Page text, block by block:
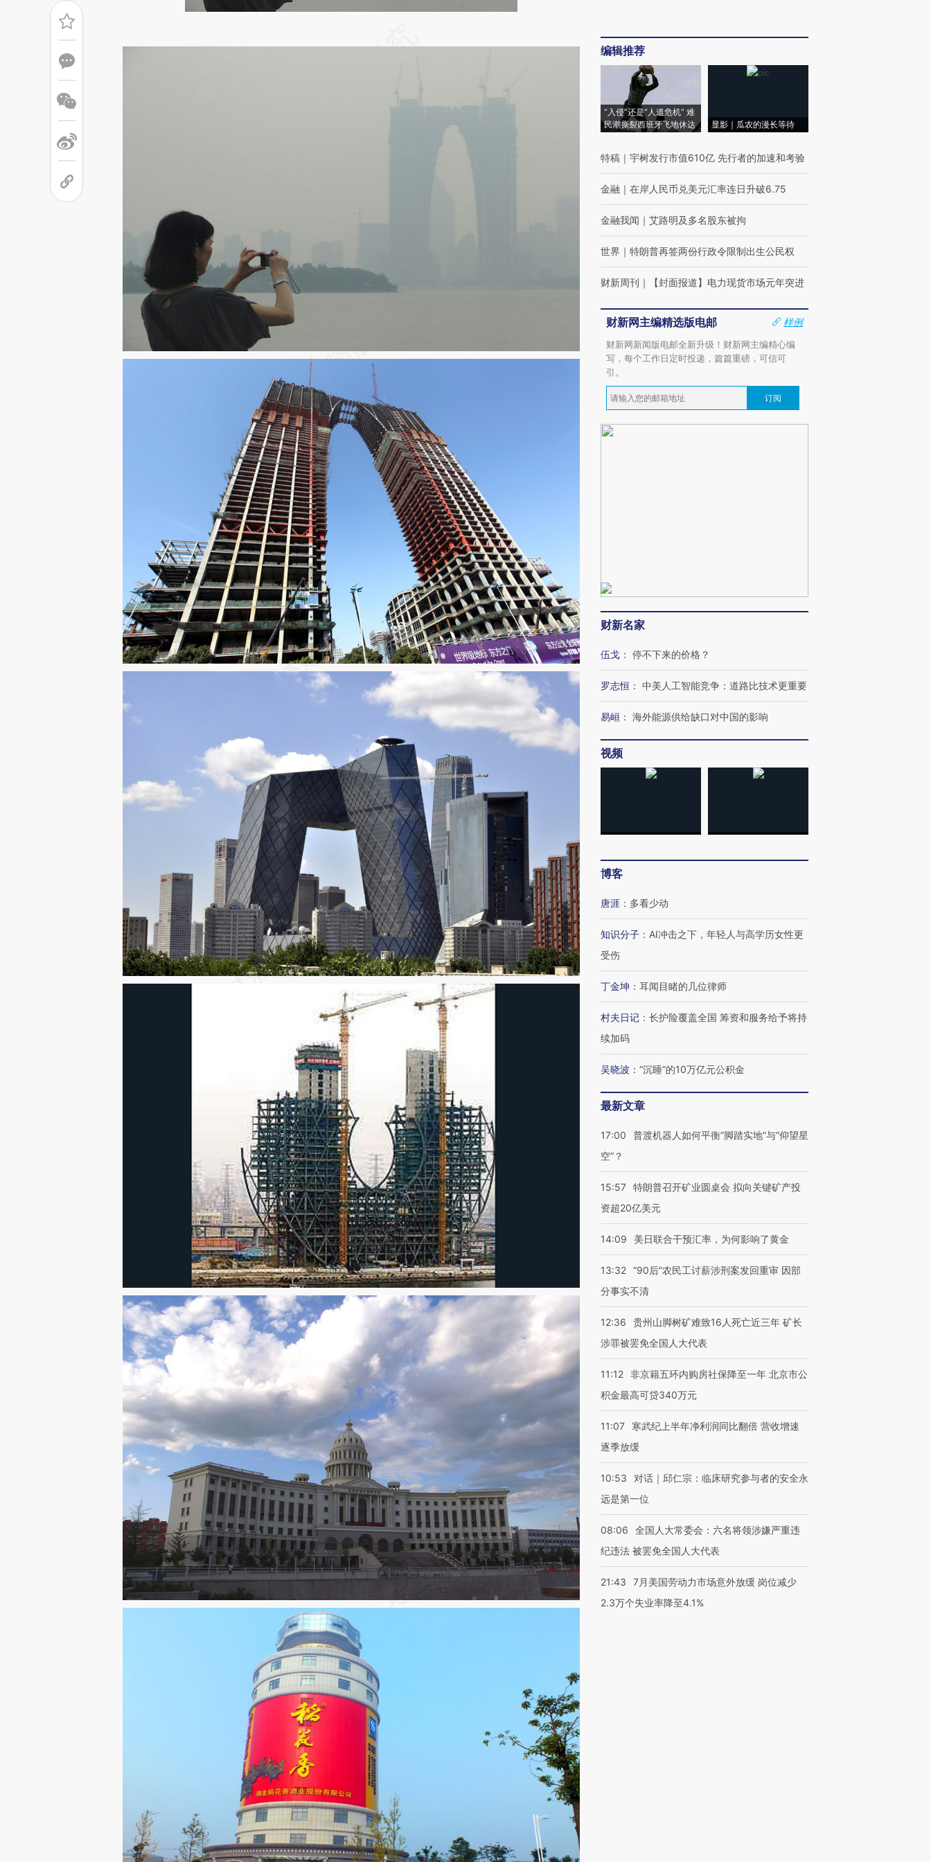
编辑推荐
“入侵”还是“人道危机” 难
民潮撕裂西班牙飞地休达
显影｜瓜农的漫长等待
特稿 ｜ 宇树发行市值610亿 先行者的加速和考验
金融 ｜ 在岸人民币兑美元汇率连日升破6.75
金融我闻 ｜ 艾路明及多名股东被拘
世界 ｜ 特朗普再签两份行政令限制出生公民权
财新周刊 ｜ 【封面报道】电力现货市场元年突进
财新网主编精选版电邮
样例
财新网新闻版电邮全新升级！财新网主编精心编
写，每个工作日定时投递，篇篇重磅，可信可
引。
订阅
财新名家
伍戈 ： 停不下来的价格？
罗志恒 ： 中美人工智能竞争：道路比技术更重要
易峘 ： 海外能源供给缺口对中国的影响
视频
博客
唐涯 ： 多看少动
知识分子 ： AI冲击之下，年轻人与高学历女性更
受伤
丁金坤 ： 耳闻目睹的几位律师
村夫日记 ： 长护险覆盖全国 筹资和服务给予将持
续加码
吴晓波 ： “沉睡”的10万亿元公积金
最新文章
17:00
普渡机器人如何平衡“脚踏实地”与“仰望星
空”？
15:57 特朗普召开矿业圆桌会 拟向关键矿产投
资超20亿美元
14:09 美日联合干预汇率，为何影响了黄金
13:32 “90后”农民工讨薪涉刑案发回重审 因部
分事实不清
12:36
贵州山脚树矿难致16人死亡近三年 矿长
涉罪被罢免全国人大代表
11:12 非京籍五环内购房社保降至一年 北京市公
积金最高可贷340万元
11:07
寒武纪上半年净利润同比翻倍 营收增速
逐季放缓
10:53
对话｜邱仁宗：临床研究参与者的安全永
远是第一位
08:06
全国人大常委会：六名将领涉嫌严重违
纪违法 被罢免全国人大代表
21:43
7月美国劳动力市场意外放缓 岗位减少
2.3万个失业率降至4.1%